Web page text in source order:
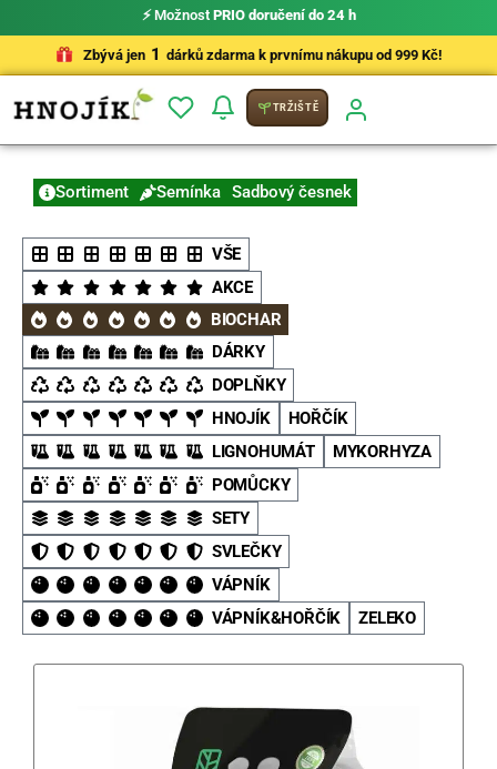
⚡ Možnost PRIO doručení do 24 h
Zbývá jen 1 dárků zdarma k prvnímu nákupu od 999 Kč!
TRŽIŠTĚ
Sortiment Semínka Sadbový česnek
AKCE
BIOCHAR
DÁRKY
DOPLŇKY
HNOJÍK
HOŘČÍK
LIGNOHUMÁT
MYKORHYZA
POMŮCKY
SETY
SVLEČKY
VÁPNÍK
VÁPNÍK&HOŘČÍK
ZELEKO
VŠE